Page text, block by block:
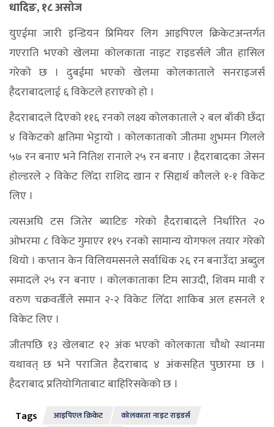
धादिङ, १८ असोज
युएईमा जारी इन्डियन प्रिमियर लिग आइपिएल क्रिकेटअन्तर्गत
गएराति भएको खेलमा कोलकाता नाइट राइडर्सले जीत हासिल
गरेको छ । दुबईमा भएको खेलमा कोलकाताले सनराइजर्स
हैदराबादलाई ६ विकेटले हराएको हो ।
हैदराबादले दिएको ११६ रनको लक्ष्य कोलकाताले २ बल बाँकी छँदा
४ विकेटको क्षतिमा भेट्टायो । कोलकाताको जीतमा शुभमन गिलले
५७ रन बनाए भने नितिश रानाले २५ रन बनाए । हैदराबादका जेसन
होल्डरले २ विकेट लिँदा राशिद खान र सिद्दार्थ कौलले १-१ विकेट
लिए ।
त्यसअघि टस जितेर ब्याटिङ गरेको हैदराबादले निर्धारित २०
ओभरमा ८ विकेट गुमाएर ११५ रनको सामान्य योगफल तयार गरेको
थियो । कप्तान केन विलियमसनले सर्वाधिक २६ रन बनाउँदा अब्दुल
समादले २५ रन बनाए । कोलकाताका टिम साउदी, शिवम मावी र
वरुण चक्रवर्तीले समान २-२ विकेट लिँदा शाकिब अल हसनले १
विकेट लिए ।
जीतपछि १३ खेलबाट १२ अंक भएको कोलकाता चौथो स्थानमा
यथावत् छ भने पराजित हैदराबाद ४ अंकसहित पुछारमा छ ।
हैदराबाद प्रतियोगिताबाट बाहिरिसकेको छ ।
Tags आइपिएल क्रिकेट
कोलकाता नाइट राइडर्स